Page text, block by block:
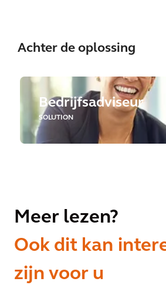
Achter de oplossing
Bedrijfsadviseur
SOLUTION
Meer lezen?
Ook dit kan
zijn voor u